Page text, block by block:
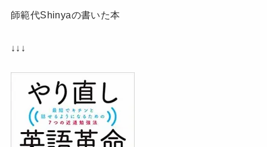
師範代Shinyaの書いた本
↓↓↓